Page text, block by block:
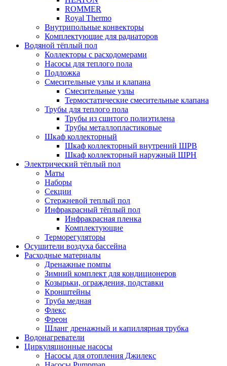
ROMMER
Royal Thermo
Внутрипольные конвекторы
Комплектующие для радиаторов
Водяной тёплый пол
Коллекторы с расходомерами
Насосы для теплого пола
Подложка
Смесительные узлы и клапана
Смесительные узлы
Термостатические смесительные клапана
Трубы для теплого пола
Трубы из сшитого полиэтилена
Трубы металлопластиковые
Шкаф коллекторный
Шкаф коллекторный внутрений ШРВ
Шкаф коллекторный наружный ШРН
Электрический тёплый пол
Маты
Наборы
Секции
Стержневой теплый пол
Инфракрасный тёплый пол
Инфракрасная пленка
Комплектующие
Терморегуляторы
Осушители воздуха бассейна
Расходные материалы
Дренажные помпы
Зимний комплект для кондиционеров
Козырьки, ограждения, подставки
Кронштейны
Труба медная
Флекс
Фреон
Шланг дренажный и капиллярная трубка
Водонагреватели
Циркуляционные насосы
Насосы для отопления Джилекс